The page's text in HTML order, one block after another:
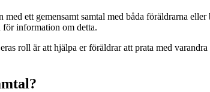
ett gemensamt samtal med båda föräldrarna
för information om detta.
roll är att hjälpa er föräldrar att prata med